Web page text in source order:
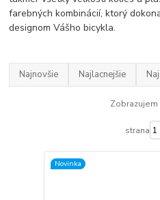
farebných kombinácií, ktorý
designom Vášho bicykla.
Najnovšie Najlacnejšie
Zobrazujem
strana
Novinka